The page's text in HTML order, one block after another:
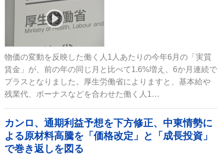
物価の変動を反映した働く人1人あたりの今年6月の「実質
賃金」が、前の年の同じ月と比べて1.6%増え、6か月連続で
プラスとなりました。厚生労働省によりますと、基本給や
残業代、ボーナスなどを合わせた働く人1…
カンロ、通期利益予想を下方修正、中東情勢に
よる原材料高騰を「価格改定」と「成長投資」
で巻き返しを図る